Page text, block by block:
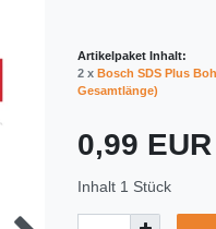
Artikelpaket Inhalt:
2 x Bosch SDS Plus
Gesamtlänge)
0,99 EUR
Inhalt 1 Stück